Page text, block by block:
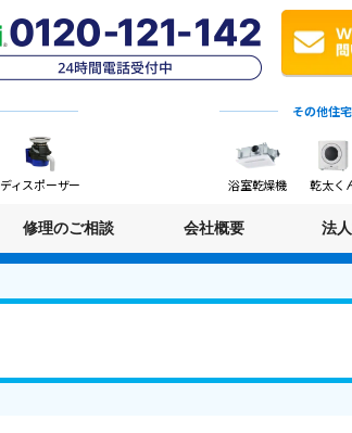
ディスポーザー
その他住
浴室乾燥機 乾太く
修理のご相談 会社概要 法